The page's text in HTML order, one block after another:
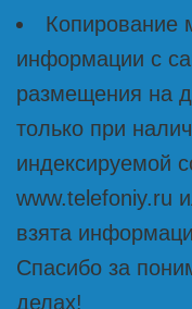
Копирование
информации с
размещения на
только при
индексируемой
www.telefoniy.ru
взята
Спасибо за
делах!